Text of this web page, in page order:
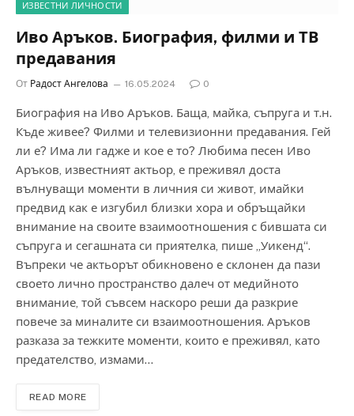
ИЗВЕСТНИ ЛИЧНОСТИ
Иво Аръков. Биография, филми и ТВ
предавания
От Радост Ангелова 16.05.2024 0
Биография на Иво Аръков. Баща, майка, съпруга и т.н.
Къде живее? Филми и телевизионни предавания. Гей
ли е? Има ли гадже и кое е то? Любима песен Иво
Аръков, известният актьор, е преживял доста
вълнуващи моменти в личния си живот, имайки
предвид как е изгубил близки хора и обръщайки
внимание на своите взаимоотношения с бившата си
съпруга и сегашната си приятелка, пише „Уикенд“.
Въпреки че актьорът обикновено е склонен да пази
своето лично пространство далеч от медийното
внимание, той съвсем наскоро реши да разкрие
повече за миналите си взаимоотношения. Аръков
разказа за тежките моменти, които е преживял, като
предателство, измами…
READ MORE